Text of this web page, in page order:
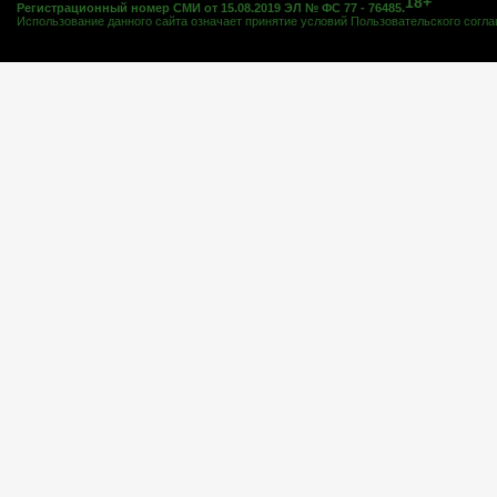
Регистрационный номер СМИ от 15.08.2019 ЭЛ № ФС 77 - 76485.
Использование данного сайта означает принятие условий Пользовательского